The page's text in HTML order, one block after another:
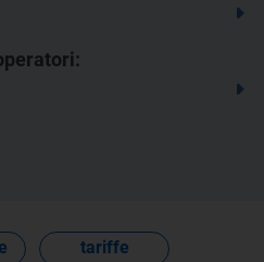
tariffe